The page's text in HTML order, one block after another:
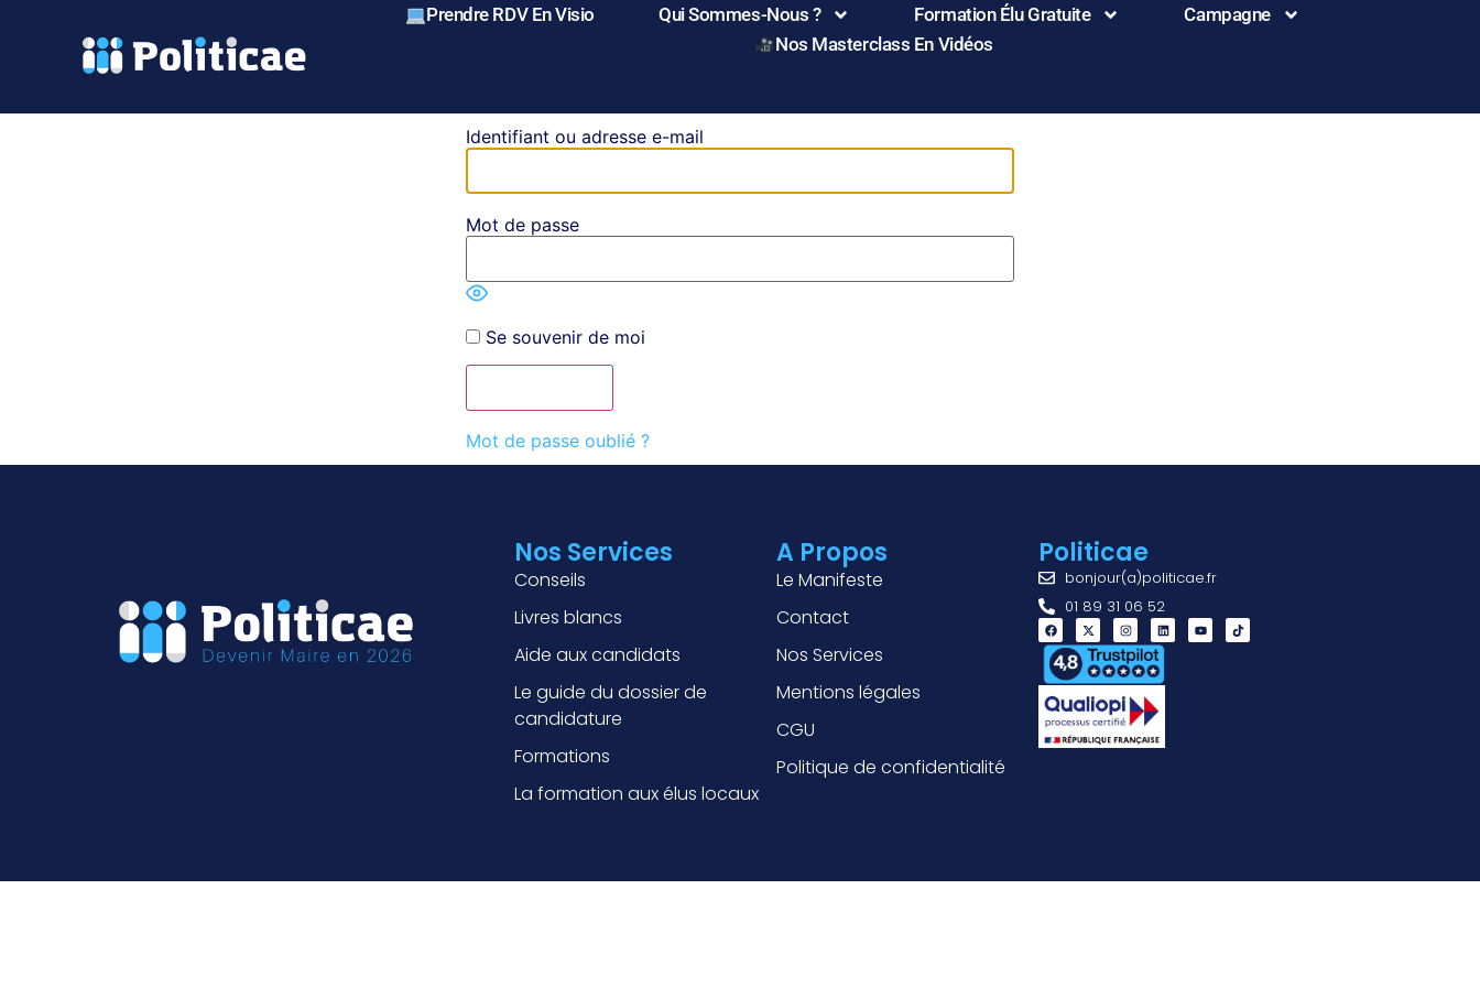
Prendre RDV En Visio Qui Sommes-Nous ? Formation Élu Gratuite
Campagne
Nos Masterclass En Vidéos
Identifiant ou adresse e-mail
Mot de passe
Se souvenir de moi
Mot de passe oublié ?
Nos Services
Conseils
Livres blancs
Aide aux candidats
Le guide du dossier de
candidature
Formations
La formation aux élus locaux
A Propos
Le Manifeste
Contact
Nos Services
Mentions légales
CGU
Politique de confidentialité
Politicae
bonjour(a)politicae.fr
01 89 31 06 52